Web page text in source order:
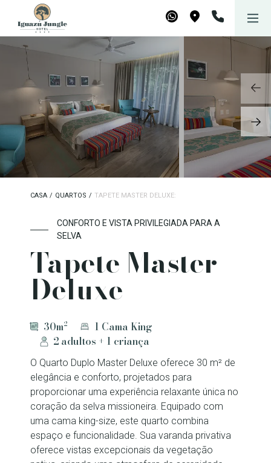
Iguazú Jungle Lodge
WhatsApp
Maps
Reserve agora
CASA / QUARTOS / TAPETE MASTER DELUXE:
CONFORTO E VISTA PRIVILEGIADA PARA A
SELVA
Tapete Master
Deluxe
30m²
1 Cama King
2 adultos + 1 criança
O Quarto Duplo Master Deluxe oferece 30 m² de
elegância e conforto, projetados para
proporcionar uma experiência relaxante única no
coração da selva missioneira. Equipado com
uma cama king-size, este quarto combina
espaço e funcionalidade. Sua varanda privativa
oferece vistas excepcionais da vegetação